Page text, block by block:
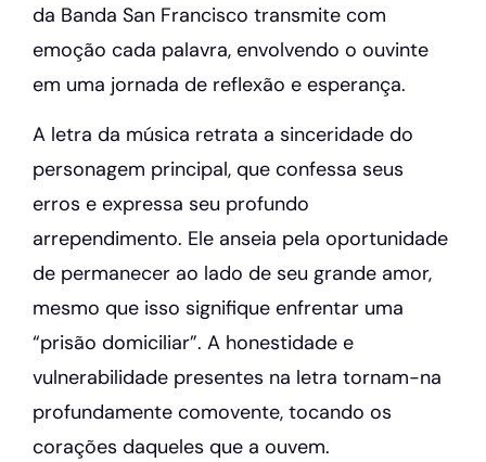
da Banda San Francisco transmite com
emoção cada palavra, envolvendo o ouvinte
em uma jornada de reflexão e esperança.
A letra da música retrata a sinceridade do
personagem principal, que confessa seus
erros e expressa seu profundo
arrependimento. Ele anseia pela oportunidade
de permanecer ao lado de seu grande amor,
mesmo que isso signifique enfrentar uma
“prisão domiciliar”. A honestidade e
vulnerabilidade presentes na letra tornam-na
profundamente comovente, tocando os
corações daqueles que a ouvem.